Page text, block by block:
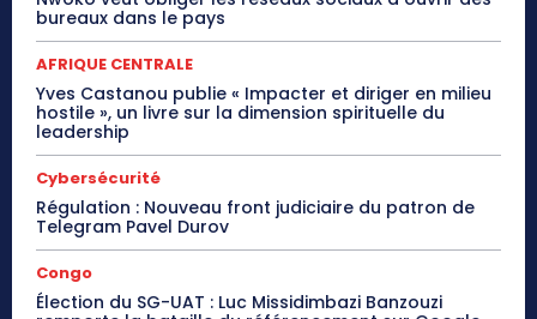
bureaux dans le pays
AFRIQUE CENTRALE
Yves Castanou publie « Impacter et diriger en milieu
hostile », un livre sur la dimension spirituelle du
leadership
Cybersécurité
Régulation : Nouveau front judiciaire du patron de
Telegram Pavel Durov
Congo
Élection du SG-UAT : Luc Missidimbazi Banzouzi